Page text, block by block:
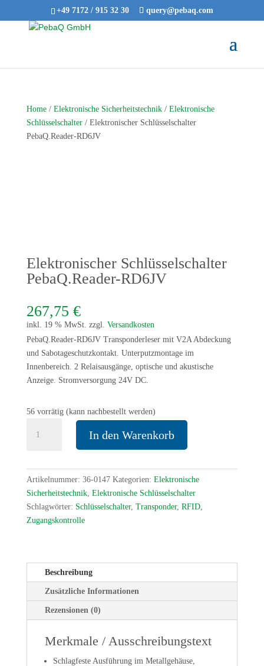
+49 7172 / 915 32 30 query@pebaq.com
Home/ Elektronische Sicherheitstechnik/ Elektronische
Schlüsselschalter/ Elektronischer Schlüsselschalter
PebaQ.Reader-RD6JV
Elektronischer Schlüsselschalter
PebaQ.Reader-RD6JV
267,75 €
inkl. 19 % MwSt. zzgl. Versandkosten
PebaQ.Reader-RD6JV Transponderleser mit V2A Abdeckung
und Sabotageschutzkontakt. Unterputzmontage im
Innenbereich. 2 Relaisausgänge, optische und akustische
Anzeige. Stromversorgung 24V DC.
56 vorrätig (kann nachbestellt werden)
Schlüsselschalter
Menge
In den Warenkorb
Artikelnummer: 36-0147 Kategorien: Elektronische
Sicherheitstechnik, Elektronische Schlüsselschalter
Schlagwörter: Schlüsselschalter, Transponder, RFID,
Zugangskontrolle
Beschreibung
Zusätzliche Informationen
Rezensionen (0)
Merkmale / Ausschreibungstext
Schlagfeste Ausführung im Metallgehäuse,